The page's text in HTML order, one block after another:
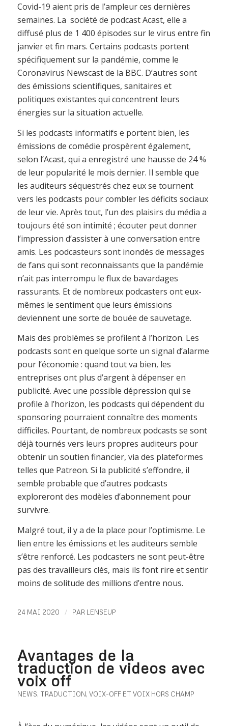
Covid-19 aient pris de l’ampleur ces dernières
semaines. La société de podcast Acast, elle a
diffusé plus de 1 400 épisodes sur le virus entre fin
janvier et fin mars. Certains podcasts portent
spécifiquement sur la pandémie, comme le
Coronavirus Newscast de la BBC. D’autres sont
des émissions scientifiques, sanitaires et
politiques existantes qui concentrent leurs
énergies sur la situation actuelle.
Si les podcasts informatifs e portent bien, les
émissions de comédie prospèrent également,
selon l’Acast, qui a enregistré une hausse de 24 %
de leur popularité le mois dernier. Il semble que
les auditeurs séquestrés chez eux se tournent
vers les podcasts pour combler les déficits sociaux
de leur vie. Après tout, l’un des plaisirs du média a
toujours été son intimité ; écouter peut donner
l’impression d’assister à une conversation entre
amis. Les podcasteurs sont inondés de messages
de fans qui sont reconnaissants que la pandémie
n’ait pas interrompu le flux de bavardages
rassurants. Et de nombreux podcasters ont eux-
mêmes le sentiment que leurs émissions
deviennent une sorte de bouée de sauvetage.
Mais des problèmes se profilent à l’horizon. Les
podcasts sont en quelque sorte un signal d’alarme
pour l’économie : quand tout va bien, les
entreprises ont plus d’argent à dépenser en
publicité. Avec une possible dépression qui se
profile à l’horizon, les podcasts qui dépendent du
sponsoring pourraient connaître des moments
difficiles. Pourtant, de nombreux podcasts se sont
déjà tournés vers leurs propres auditeurs pour
obtenir un soutien financier, via des plateformes
telles que Patreon. Si la publicité s’effondre, il
semble probable que d’autres podcasts
exploreront des modèles d’abonnement pour
survivre.
Malgré tout, il y a de la place pour l’optimisme. Le
lien entre les émissions et les auditeurs semble
s’être renforcé. Les podcasters ne sont peut-être
pas des travailleurs clés, mais ils font rire et sentir
moins de solitude des millions d’entre nous.
24 MAI 2020 / PAR LENSEUP
Avantages de la
traduction de videos avec
voix off
NEWS, TRADUCTION, VOIX-OFF ET VOIX HORS CHAMP